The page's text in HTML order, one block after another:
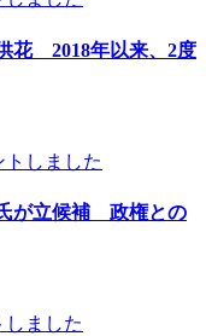
花 2018年以来、2度
しました
が立候補 政権との
ました